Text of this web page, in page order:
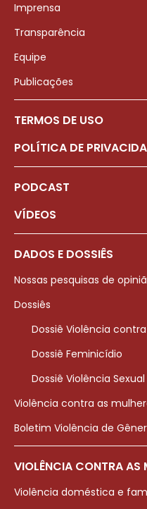
Imprensa
Transparência
Equipe
Publicações
TERMOS DE USO
POLÍTICA DE
PODCAST
VÍDEOS
DADOS E DOSSIÊS
Nossas pesquisas de
Dossiês
Dossiê Violência
Dossiê Feminicídio
Dossiê Violência Sexual
Violência contra as
Boletim Violência de
VIOLÊNCIA CONTRA AS
Violência doméstica e